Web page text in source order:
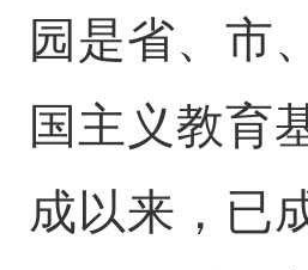
园是省、市
国主义教育
成以来，已